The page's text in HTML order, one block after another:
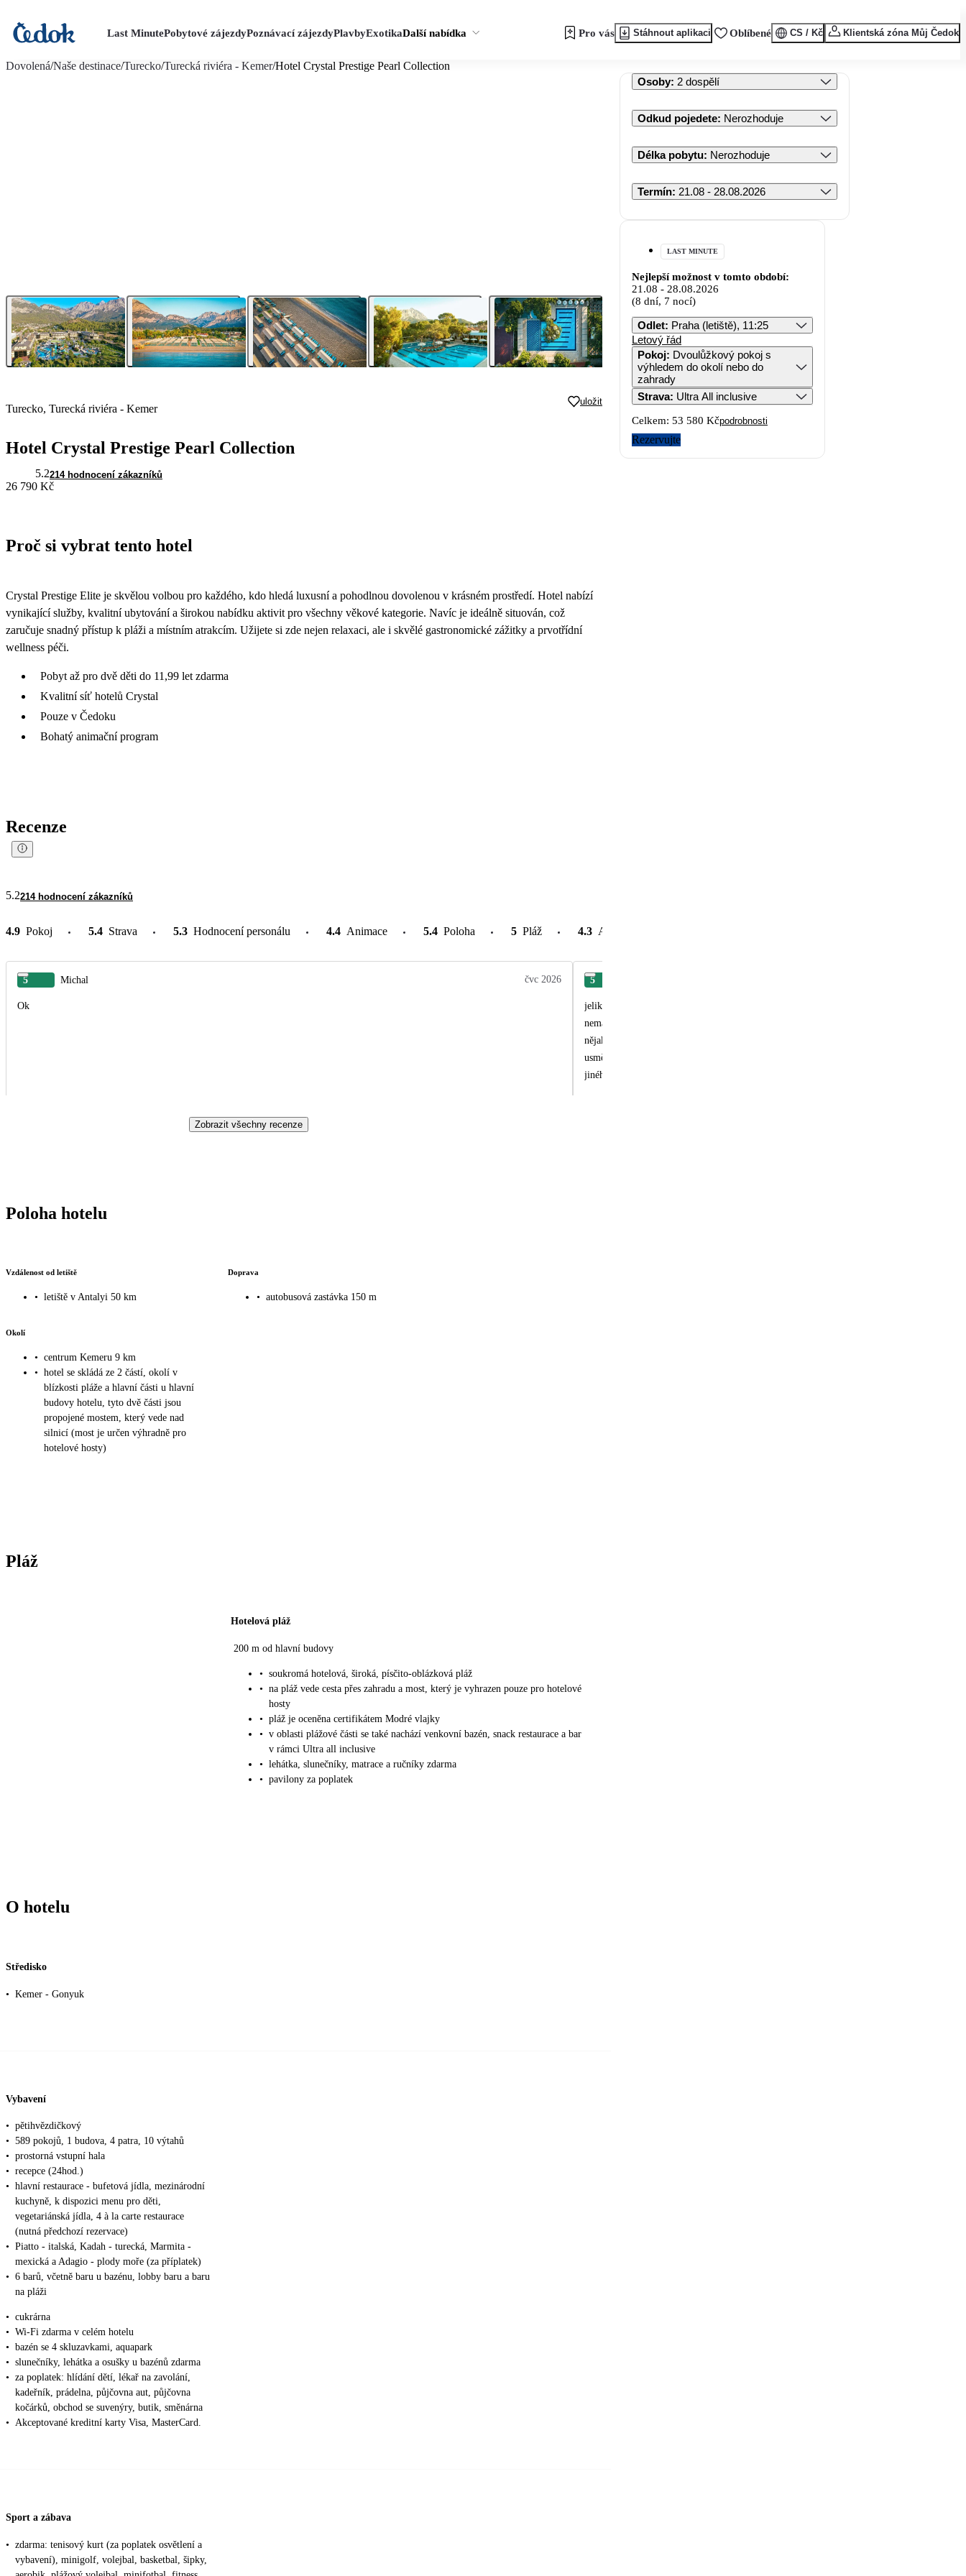
Last MinutePobytové zájezdyPoznávací zájezdyPlavbyExotikaDalší nabídka Pro vás Stáhnout aplikaci Oblíbené CS / Kč Klientská zóna Můj Čedok
Dovolená/Naše destinace/Turecko/Turecká riviéra - Kemer/Hotel Crystal Prestige Pearl Collection
Turecko, Turecká riviéra - Kemer
uložit
Hotel Crystal Prestige Pearl Collection
5.2214 hodnocení zákazníků
26 790 Kč
Proč si vybrat tento hotel
Crystal Prestige Elite je skvělou volbou pro každého, kdo hledá luxusní a pohodlnou dovolenou v krásném prostředí. Hotel nabízí
vynikající služby, kvalitní ubytování a širokou nabídku aktivit pro všechny věkové kategorie. Navíc je ideálně situován, což
zaručuje snadný přístup k pláži a místním atrakcím. Užijete si zde nejen relaxaci, ale i skvělé gastronomické zážitky a prvotřídní
wellness péči.
Pobyt až pro dvě děti do 11,99 let zdarma
Kvalitní síť hotelů Crystal
Pouze v Čedoku
Bohatý animační program
Recenze
5.2214 hodnocení zákazníků
4.9 Pokoj 5.4 Strava 5.3 Hodnocení personálu 4.4 Animace 5.4 Poloha 5 Pláž 4.3 Atrakce v okolí
5 Michal čvc 2026
Ok
5
jelikož jezdíme do Turecka již několik let a poslední roky i s vnoučaty, takže na Ruskou,
nemáme s nimi žádný problém. Bohužel, asi z důvodu nižší ceny, ale letos bylo na hotelů i
nějaké konflikty. Absolutně neberou v potaz nějaký pořádek např.ve frontách jak u barů,
usměrňování je opravdu zábava. Jejich výmluvy na malé děti, ty ale tam mají skoro všichni,
jiného, než je usměrnit a "seřvat" je také. Vesměs po delším "divadle" a stojícími lidmi ve
Zobrazit všechny recenze
Poloha hotelu
Vzdálenost od letiště
• letiště v Antalyi 50 km
Doprava
• autobusová zastávka 150 m
Okolí
• centrum Kemeru 9 km
• hotel se skládá ze 2 částí, okolí v
blízkosti pláže a hlavní části u hlavní
budovy hotelu, tyto dvě části jsou
propojené mostem, který vede nad
silnicí (most je určen výhradně pro
hotelové hosty)
Pláž
Hotelová pláž
200 m od hlavní budovy
• soukromá hotelová, široká, písčito-oblázková pláž
• na pláž vede cesta přes zahradu a most, který je vyhrazen pouze pro hotelové
hosty
• pláž je oceněna certifikátem Modré vlajky
• v oblasti plážové části se také nachází venkovní bazén, snack restaurace a bar
v rámci Ultra all inclusive
• lehátka, slunečníky, matrace a ručníky zdarma
• pavilony za poplatek
O hotelu
Středisko
• Kemer - Gonyuk
Vybavení
• pětihvězdičkový
• 589 pokojů, 1 budova, 4 patra, 10 výtahů
• prostorná vstupní hala
• recepce (24hod.)
• hlavní restaurace - bufetová jídla, mezinárodní
kuchyně, k dispozici menu pro děti,
vegetariánská jídla, 4 à la carte restaurace
(nutná předchozí rezervace)
• Piatto - italská, Kadah - turecká, Marmita -
mexická a Adagio - plody moře (za příplatek)
• 6 barů, včetně baru u bazénu, lobby baru a baru
na pláži
• cukrárna
• Wi-Fi zdarma v celém hotelu
• bazén se 4 skluzavkami, aquapark
• slunečníky, lehátka a osušky u bazénů zdarma
• za poplatek: hlídání dětí, lékař na zavolání,
kadeřník, prádelna, půjčovna aut, půjčovna
kočárků, obchod se suvenýry, butik, směnárna
• Akceptované kreditní karty Visa, MasterCard.
Sport a zábava
• zdarma: tenisový kurt (za poplatek osvětlení a
vybavení), minigolf, volejbal, basketbal, šipky,
Osoby: 2 dospělí
Odkud pojedete: Nerozhoduje
Délka pobytu: Nerozhoduje
Termín: 21.08 - 28.08.2026
LAST MINUTE
Nejlepší možnost v tomto období:
21.08 - 28.08.2026
(8 dní, 7 nocí)
Odlet: Praha (letiště), 11:25
Letový řád
Pokoj: Dvoulůžkový pokoj s
výhledem do okolí nebo do
zahrady
Strava: Ultra All inclusive
Celkem: 53 580 Kčpodrobnosti
Rezervujte